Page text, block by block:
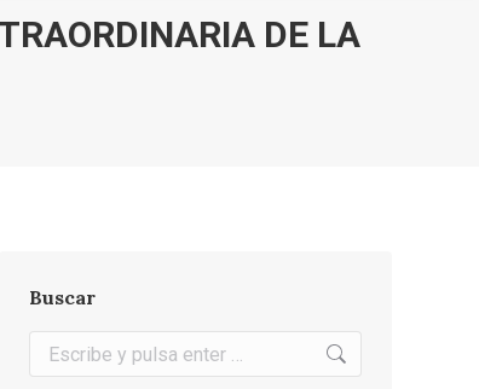
DE LA
Buscar
Buscar: